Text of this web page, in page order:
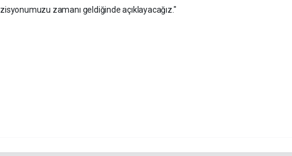
zamanı geldiğinde açıklayacağız."